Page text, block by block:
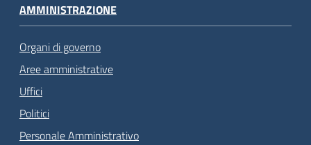
AMMINISTRAZIONE
Organi di governo
Aree amministrative
Uffici
Politici
Personale Amministrativo